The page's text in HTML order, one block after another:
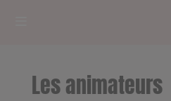
RADIOPLAYER
Les animateurs